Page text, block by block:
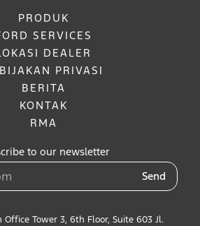
PRODUK
SERVICES
DEALER
PRIVASI
BERITA
KONTAK
RMA
to our newsletter
Send
Office Tower 3, 6th Floor, Suite 603 Jl.